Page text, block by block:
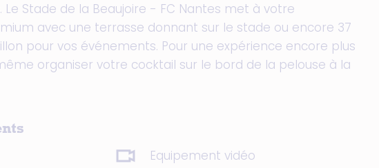
Stade de la Beaujoire - FC Nantes met à votre
avec une terrasse donnant sur le stade ou encore 37
pour vos événements. Pour une expérience encore plus
organiser votre cocktail sur le bord de la pelouse à la
Equipement vidéo